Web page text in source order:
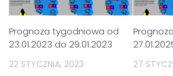
Prognoza tygodniowa od
23.01.2023 do 29.01.2023
22 STYCZNIA, 2023 27